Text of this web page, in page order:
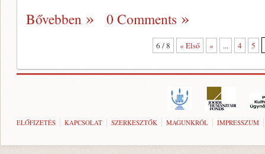
Bővebben 0 Comments
6 / 8 « Első « ... 4 5
ELŐFIZETÉS KAPCSOLAT SZERKESZTŐK MAGUNKRÓL IMPRESSZUM